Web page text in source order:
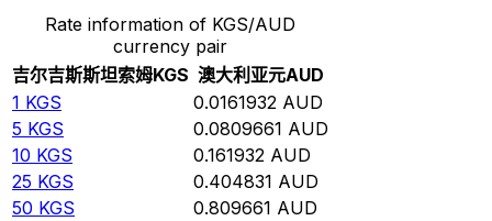
Rate information of KGS/AUD
currency pair
吉尔吉斯斯坦索姆KGS 澳大利亚元AUD
1 KGS 0.0161932 AUD
5 KGS 0.0809661 AUD
10 KGS 0.161932 AUD
25 KGS 0.404831 AUD
50 KGS 0.809661 AUD